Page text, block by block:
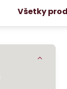
Všetky